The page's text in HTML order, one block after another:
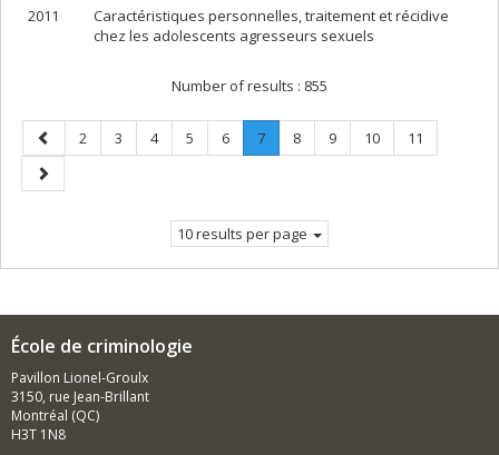
2011
Caractéristiques personnelles, traitement et récidive
chez les adolescents agresseurs sexuels
Number of results : 855
Previous
page
Page
2 Page
3 Page
4 Page
5 Page
6 Page
7.
Current
Page
8 Page
9 Page
10 Page
11
Next
page
10 results per page
École de criminologie
Pavillon Lionel-Groulx
3150, rue Jean-Brillant
Montréal (QC)
H3T 1N8